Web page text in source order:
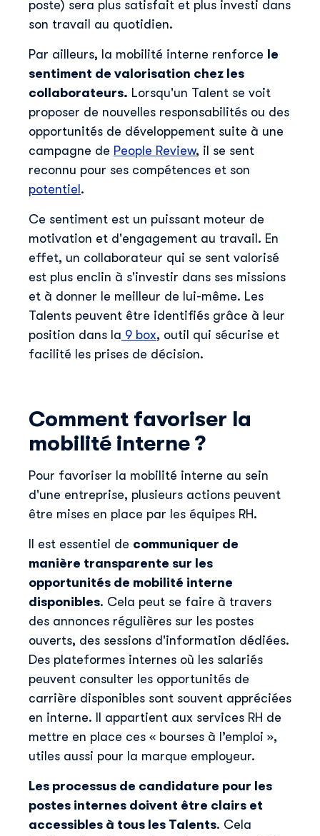
Découvrir Skillup
Prénom*
Nom
E-mail professionnel*
Téléphone
Skillup utilise vos informations pour vous fournir du
contenu pertinent sur nos produits et services. Vous
poste) sera plus satisfait et plus investi dans
son travail au quotidien.
Par ailleurs, la mobilité interne renforce le
sentiment de valorisation chez les
collaborateurs. Lorsqu'un Talent se voit
proposer de nouvelles responsabilités ou des
opportunités de développement suite à une
campagne de People Review, il se sent
reconnu pour ses compétences et son
potentiel .
Ce sentiment est un puissant moteur de
motivation et d'engagement au travail. En
effet, un collaborateur qui se sent valorisé
est plus enclin à s'investir dans ses missions
et à donner le meilleur de lui-même. Les
Talents peuvent être identifiés grâce à leur
position dans la 9 box, outil qui sécurise et
facilité les prises de décision.
Comment favoriser la
mobilité interne ?
Pour favoriser la mobilité interne au sein
d'une entreprise, plusieurs actions peuvent
être mises en place par les équipes RH.
Il est essentiel de communiquer de
manière transparente sur les
opportunités de mobilité interne
disponibles. Cela peut se faire à travers
des annonces régulières sur les postes
ouverts, des sessions d'information dédiées.
Des plateformes internes où les salariés
peuvent consulter les opportunités de
carrière disponibles sont souvent appréciées
en interne. Il appartient aux services RH de
mettre en place ces « bourses à l’emploi »,
utiles aussi pour la marque employeur.
Les processus de candidature pour les
postes internes doivent être clairs et
accessibles à tous les Talents. Cela